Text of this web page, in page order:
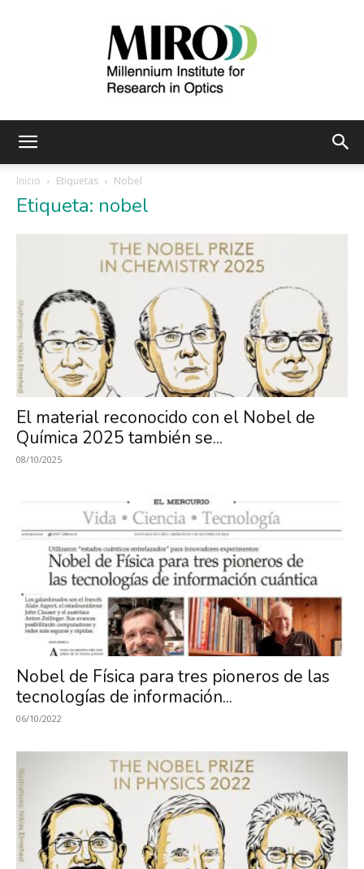
Investigación
en
Óptica,
MIRO
Inicio Etiquetas Nobel
Etiqueta: nobel
El material reconocido con el Nobel de
Química 2025 también se...
08/10/2025
Nobel de Física para tres pioneros de las
tecnologías de información...
06/10/2022